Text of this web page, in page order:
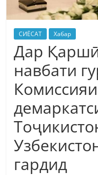
СИЁСАТ Хабар
Дар
навбати
гардид